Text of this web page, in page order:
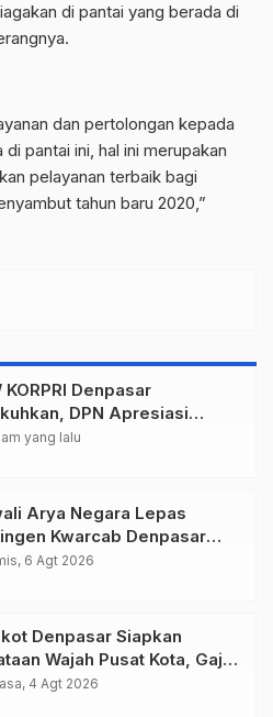
di pantai yang berada di
dan pertolongan kepada
pantai ini, hal ini merupakan
pelayanan terbaik bagi
tahun baru 2020,”
KORPRI Denpasar
DPN Apresiasi
Arutala” untuk Lindungi
yang lalu
Arya Negara Lepas
Kwarcab Denpasar
Jambore Nasional XII
6 Agt 2026
Denpasar Siapkan
Wajah Pusat Kota, Gajah
Jadi Salah Satu Kawasan
4 Agt 2026